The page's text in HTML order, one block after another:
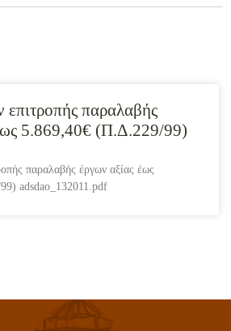
παραλαβής
5.869,40€ (Π.Δ.229/99)
παραλαβής έργων αξίας έως
adsdao_132011.pdf